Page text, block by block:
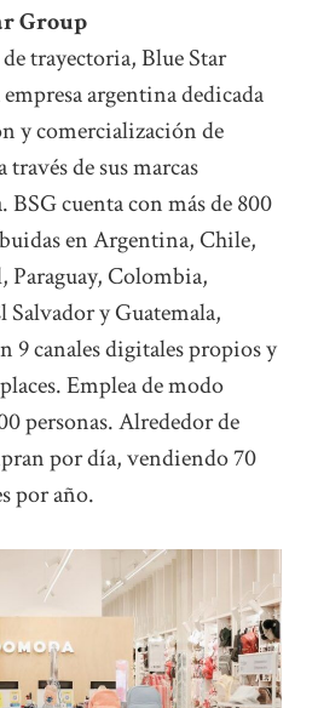
Group
trayectoria, Blue Star
argentina dedicada
y comercialización de
través de sus marcas
BSG cuenta con más de 800
en Argentina, Chile,
Paraguay, Colombia,
Salvador y Guatemala,
9 canales digitales propios y
Emplea de modo
personas. Alrededor de
por día, vendiendo 70
por año.